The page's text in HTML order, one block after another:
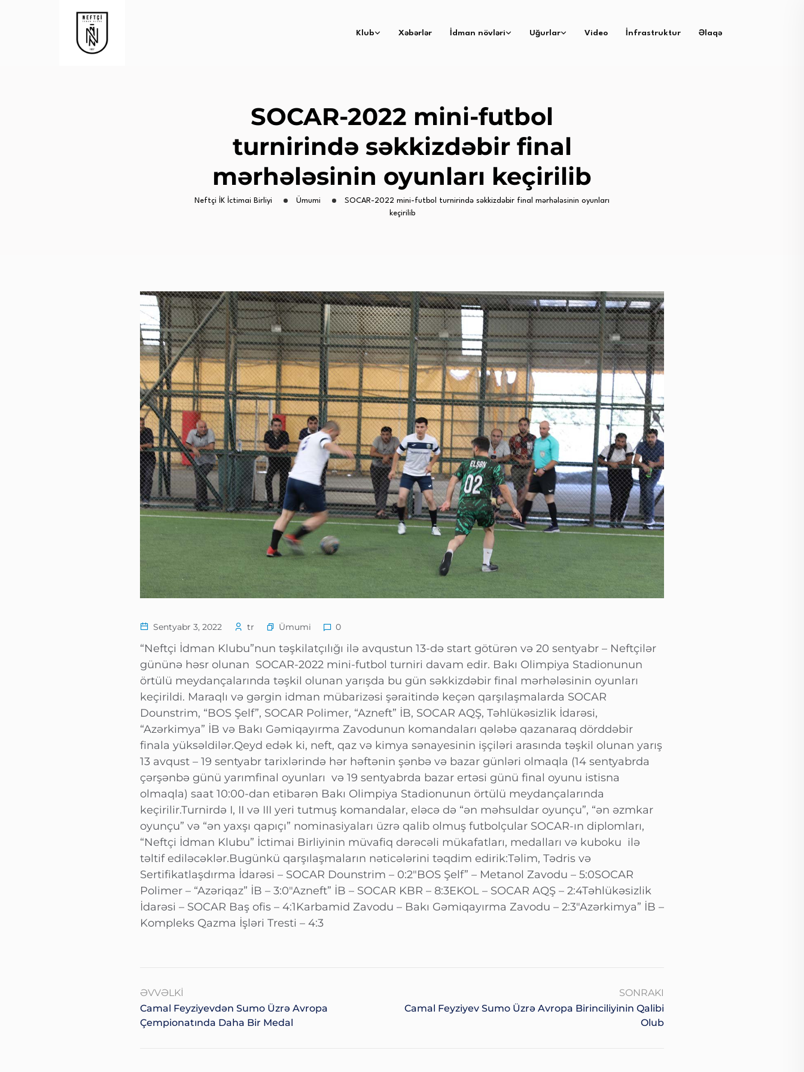
Klub Xəbərlər İdman növləri Uğurlar Video İnfrastruktur Əlaqə
SOCAR-2022 mini-futbol
turnirində səkkizdəbir final
mərhələsinin oyunları keçirilib
Neftçi İK İctimai Birliyi Ümumi
SOCAR-2022 mini-futbol turnirində səkkizdəbir final mərhələsinin oyunları
keçirilib
Sentyabr 3, 2022 tr Ümumi 0
“Neftçi İdman Klubu”nun təşkilatçılığı ilə avqustun 13-də start götürən və 20 sentyabr – Neftçilər
gününə həsr olunan SOCAR-2022 mini-futbol turniri davam edir. Bakı Olimpiya Stadionunun
örtülü meydançalarında təşkil olunan yarışda bu gün səkkizdəbir final mərhələsinin oyunları
keçirildi. Maraqlı və gərgin idman mübarizəsi şəraitində keçən qarşılaşmalarda SOCAR
Dounstrim, “BOS Şelf”, SOCAR Polimer, “Azneft” İB, SOCAR AQŞ, Təhlükəsizlik İdarəsi,
“Azərkimya” İB və Bakı Gəmiqayırma Zavodunun komandaları qələbə qazanaraq dörddəbir
finala yüksəldilər.Qeyd edək ki, neft, qaz və kimya sənayesinin işçiləri arasında təşkil olunan yarış
13 avqust – 19 sentyabr tarixlərində hər həftənin şənbə və bazar günləri olmaqla (14 sentyabrda
çərşənbə günü yarımfinal oyunları və 19 sentyabrda bazar ertəsi günü final oyunu istisna
olmaqla) saat 10:00-dan etibarən Bakı Olimpiya Stadionunun örtülü meydançalarında
keçirilir.Turnirdə I, II və III yeri tutmuş komandalar, eləcə də “ən məhsuldar oyunçu”, “ən əzmkar
oyunçu” və “ən yaxşı qapıçı” nominasiyaları üzrə qalib olmuş futbolçular SOCAR-ın diplomları,
“Neftçi İdman Klubu” İctimai Birliyinin müvafiq dərəcəli mükafatları, medalları və kuboku ilə
təltif ediləcəklər.Bugünkü qarşılaşmaların nəticələrini təqdim edirik:Təlim, Tədris və
Sertifikatlaşdırma İdarəsi – SOCAR Dounstrim – 0:2″BOS Şelf” – Metanol Zavodu – 5:0SOCAR
Polimer – “Azəriqaz” İB – 3:0″Azneft” İB – SOCAR KBR – 8:3EKOL – SOCAR AQŞ – 2:4Təhlükəsizlik
İdarəsi – SOCAR Baş ofis – 4:1Karbamid Zavodu – Bakı Gəmiqayırma Zavodu – 2:3″Azərkimya” İB –
Kompleks Qazma İşləri Tresti – 4:3
ƏVVƏLKI
Camal Feyziyevdən Sumo Üzrə Avropa
Çempionatında Daha Bir Medal
SONRAKI
Camal Feyziyev Sumo Üzrə Avropa Birinciliyinin Qalibi
Olub